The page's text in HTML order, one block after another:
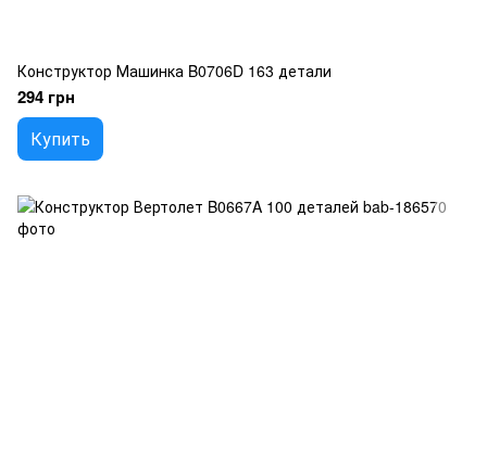
Конструктор Машинка B0706D 163 детали
294 грн
Купить